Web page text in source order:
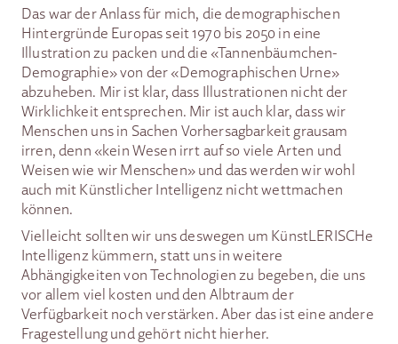
Das war der Anlass für mich, die demographischen
Hintergründe Europas seit 1970 bis 2050 in eine
Illustration zu packen und die «Tannenbäumchen-
Demographie» von der «Demographischen Urne»
abzuheben. Mir ist klar, dass Illustrationen nicht der
Wirklichkeit entsprechen. Mir ist auch klar, dass wir
Menschen uns in Sachen Vorhersagbarkeit grausam
irren, denn «kein Wesen irrt auf so viele Arten und
Weisen wie wir Menschen» und das werden wir wohl
auch mit Künstlicher Intelligenz nicht wettmachen
können.
Vielleicht sollten wir uns deswegen um KünstLERISCHe
Intelligenz kümmern, statt uns in weitere
Abhängigkeiten von Technologien zu begeben, die uns
vor allem viel kosten und den Albtraum der
Verfügbarkeit noch verstärken. Aber das ist eine andere
Fragestellung und gehört nicht hierher.